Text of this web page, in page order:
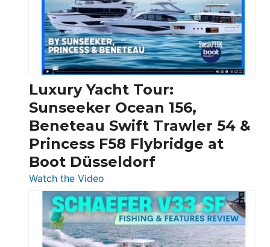
Over
30
Feet
|
Chris-
Craft,
Invictus
&
Quarken
at
Boot
Luxury Yacht Tour:
Sunseeker Ocean 156,
Beneteau Swift Trawler 54 &
Princess F58 Flybridge at
Boot Düsseldorf
Watch the Video
Luxury
Yacht
Tour:
Sunseeker